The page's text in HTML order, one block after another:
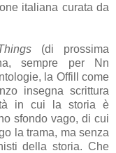
italiana curata da
(di prossima
sempre per Nn
la Offill come
insegna scrittura
in cui la storia è
sfondo vago, di cui
la trama, ma senza
della storia. Che